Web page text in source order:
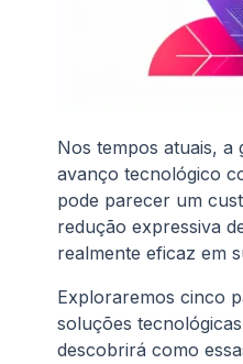
Nos tempos atuais, a
avanço tecnológico
pode parecer um
redução expressiva
realmente eficaz em
Exploraremos cinco
soluções
descobrirá como